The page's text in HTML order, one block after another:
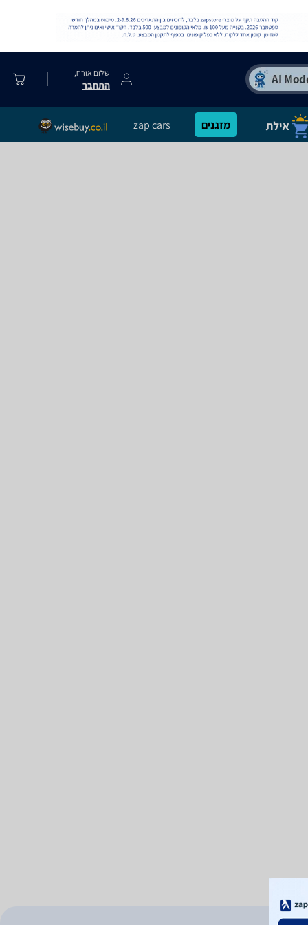
שלום אורח,
התחבר
מזגנים zap cars